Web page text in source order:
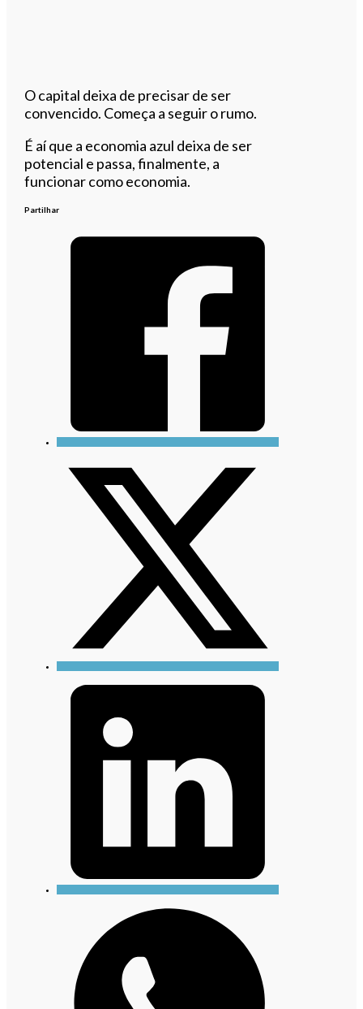
O capital deixa de precisar de ser
convencido. Começa a seguir o rumo.
É aí que a economia azul deixa de ser
potencial e passa, finalmente, a
funcionar como economia.
Partilhar